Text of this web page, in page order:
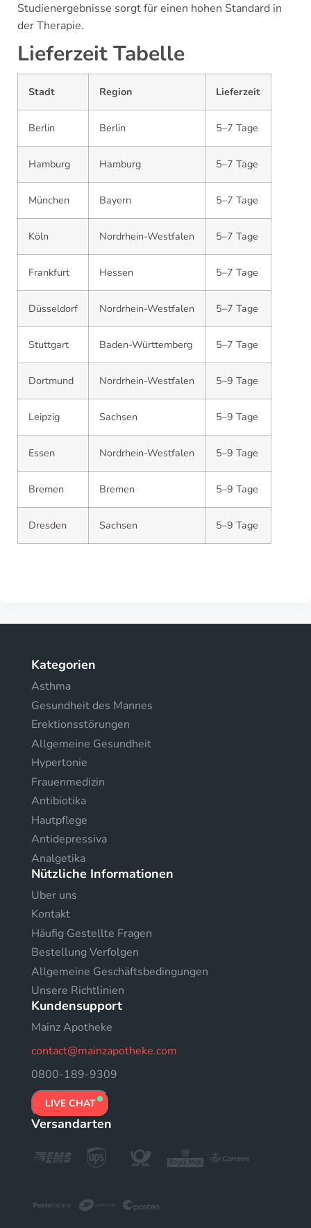
Studienergebnisse sorgt für einen hohen Standard in
der Therapie.
Lieferzeit Tabelle
Stadt Region Lieferzeit
Berlin Berlin 5–7 Tage
Hamburg Hamburg 5–7 Tage
München Bayern 5–7 Tage
Köln Nordrhein-Westfalen 5–7 Tage
Frankfurt Hessen 5–7 Tage
Düsseldorf Nordrhein-Westfalen 5–7 Tage
Stuttgart Baden-Württemberg 5–7 Tage
Dortmund Nordrhein-Westfalen 5–9 Tage
Leipzig Sachsen 5–9 Tage
Essen Nordrhein-Westfalen 5–9 Tage
Bremen Bremen 5–9 Tage
Dresden Sachsen 5–9 Tage
Kategorien
Asthma
Gesundheit des Mannes
Erektionsstörungen
Allgemeine Gesundheit
Hypertonie
Frauenmedizin
Antibiotika
Hautpflege
Antidepressiva
Analgetika
Nützliche Informationen
Uber uns
Kontakt
Häufig Gestellte Fragen
Bestellung Verfolgen
Allgemeine Geschäftsbedingungen
Unsere Richtlinien
Kundensupport
Mainz Apotheke
contact@mainzapotheke.com
0800-189-9309
LIVE CHAT
Versandarten